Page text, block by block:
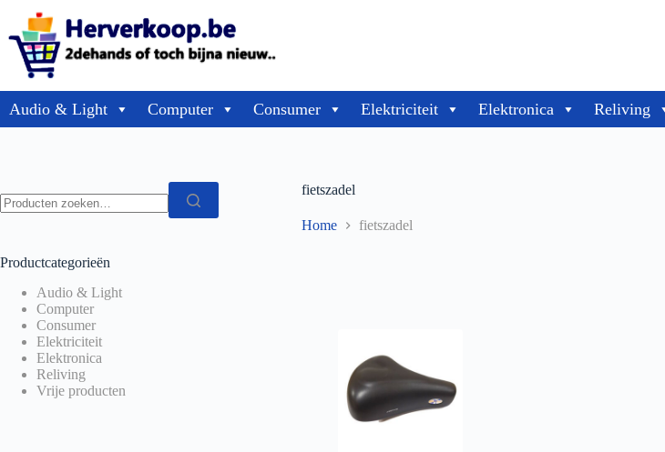
Audio & Light Computer Consumer Elektriciteit Elektronica Reliving
fietszadel
Home fietszadel
Productcategorieën
Audio & Light
Computer
Consumer
Elektriciteit
Elektronica
Reliving
Vrije producten